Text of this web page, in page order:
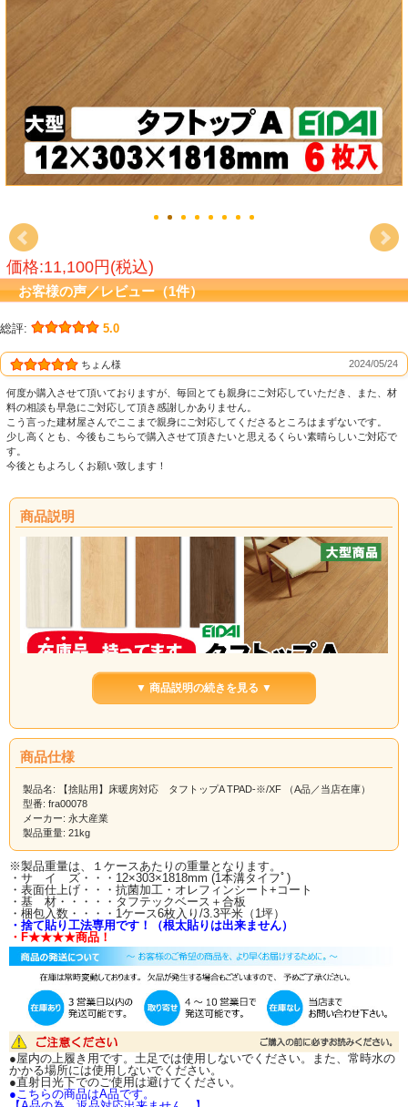
価格:11,100円(税込)
お客様の声／レビュー（1件）
総評: 5.0
ちょん様 2024/05/24
何度か購入させて頂いておりますが、毎回とても親身にご対応していただき、また、材
料の相談も早急にご対応して頂き感謝しかありません。
こう言った建材屋さんでここまで親身にご対応してくださるところはまずないです。
少し高くとも、今後もこちらで購入させて頂きたいと思えるくらい素晴らしいご対応で
す。
今後ともよろしくお願い致します！
商品説明
1ケース1坪入り(12mm厚)、303幅で
人気のカラーバリエーション！！
■■■お届けについて■■■
お届けは、一階の軒先渡しとなります。
屋内への荷運びはお受け致しかねますので、荷受けのご用意をお願いいたしま
す。
ドライバーは、原則、一人での配送となりますので、ご理解くださいませ。
▼ 商品説明の続きを見る ▼
商品仕様
製品名: 【捨貼用】床暖房対応 タフトップA TPAD-※/XF （A品／当店在庫）
型番: fra00078
メーカー: 永大産業
製品重量: 21kg
※製品重量は、１ケースあたりの重量となります。
・サ イ ズ・・・12×303×1818mm (1本溝タイフﾟ)
・表面仕上げ・・・抗菌加工・オレフィンシート+コート
・基 材・・・・・タフテックベース＋合板
・梱包入数・・・・1ケース6枚入り/3.3平米（1坪）
・捨て貼り工法専用です！（根太貼りは出来ません）
・F★★★★商品！
●屋内の上履き用です。土足では使用しないでください。また、常時水の
かかる場所には使用しないでください。
●直射日光下でのご使用は避けてください。
●こちらの商品はA品です。